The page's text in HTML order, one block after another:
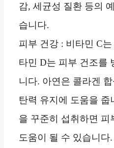
감, 세균성 질환 등의
습니다.
피부 건강 : 비타민 C
타민 D는 피부 건조를
니다. 아연은 콜라겐
탄력 유지에 도움을 줍
을 꾸준히 섭취하면 피
도움이 될 수 있습니다.